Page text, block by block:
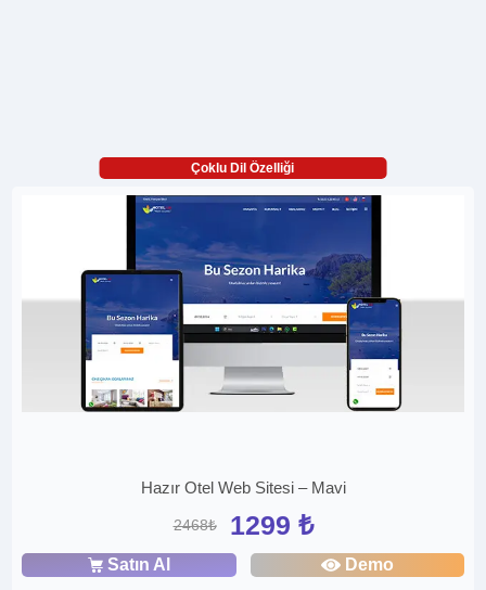
Çoklu Dil Özelliği
Hazır Otel Web Sitesi – Mavi
2468₺ 1299 ₺
Satın Al Demo